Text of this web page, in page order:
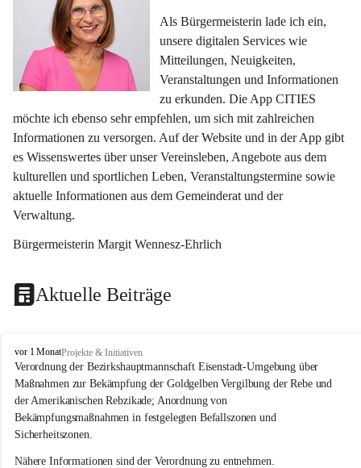
Als Bürgermeisterin lade ich ein,
unsere digitalen Services wie
Mitteilungen, Neuigkeiten,
Veranstaltungen und Informationen
zu erkunden. Die App CITIES
möchte ich ebenso sehr empfehlen, um sich mit zahlreichen
Informationen zu versorgen. Auf der Website und in der App gibt
es Wissenswertes über unser Vereinsleben, Angebote aus dem
kulturellen und sportlichen Leben, Veranstaltungstermine sowie
aktuelle Informationen aus dem Gemeinderat und der
Verwaltung.
Bürgermeisterin Margit Wennesz-Ehrlich
Aktuelle Beiträge
O
s
l
i
p
vor 1 MonatProjekte & Initiativen
Verordnung der Bezirkshauptmannschaft Eisenstadt-Umgebung über
Maßnahmen zur Bekämpfung der Goldgelben Vergilbung der Rebe und
der Amerikanischen Rebzikade; Anordnung von
Bekämpfungsmaßnahmen in festgelegten Befallszonen und
Sicherheitszonen.
Nähere Informationen sind der Verordnung zu entnehmen.